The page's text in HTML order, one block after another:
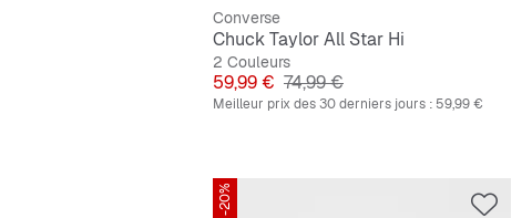
Converse
Chuck Taylor All Star Hi
2 Couleurs
Prix
59,99 € Prix original
74,99 €
Meilleur prix des 30 derniers jours : 59,99 €
-20%